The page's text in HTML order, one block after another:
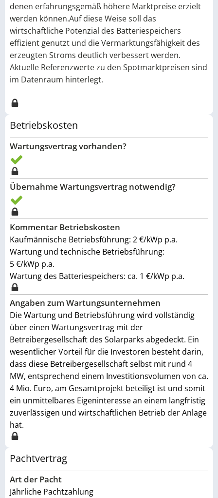
denen erfahrungsgemäß höhere Marktpreise erzielt
werden können.Auf diese Weise soll das
wirtschaftliche Potenzial des Batteriespeichers
effizient genutzt und die Vermarktungsfähigkeit des
erzeugten Stroms deutlich verbessert werden.
Aktuelle Referenzwerte zu den Spotmarktpreisen sind
im Datenraum hinterlegt.
Betriebskosten
Wartungsvertrag vorhanden?
Übernahme Wartungsvertrag notwendig?
Kommentar Betriebskosten
Kaufmännische Betriebsführung: 2 €/kWp p.a.
Wartung und technische Betriebsführung:
5 €/kWp p.a.
Wartung des Batteriespeichers: ca. 1 €/kWp p.a.
Angaben zum Wartungsunternehmen
Die Wartung und Betriebsführung wird vollständig
über einen Wartungsvertrag mit der
Betreibergesellschaft des Solarparks abgedeckt. Ein
wesentlicher Vorteil für die Investoren besteht darin,
dass diese Betreibergesellschaft selbst mit rund 4
MW, entsprechend einem Investitionsvolumen von ca.
4 Mio. Euro, am Gesamtprojekt beteiligt ist und somit
ein unmittelbares Eigeninteresse an einem langfristig
zuverlässigen und wirtschaftlichen Betrieb der Anlage
hat.
Pachtvertrag
Art der Pacht
Jährliche Pachtzahlung